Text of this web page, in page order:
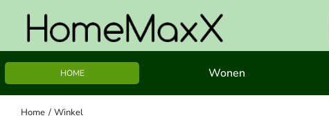
HOME Wonen
Home Winkel